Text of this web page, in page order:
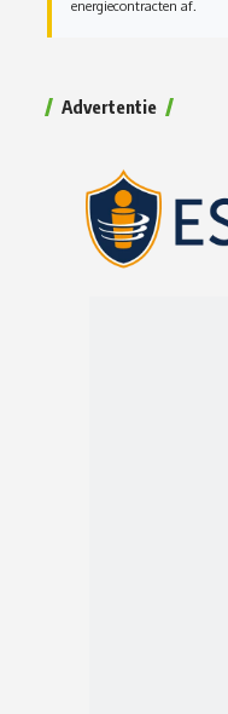
energiecontracten af.
Advertentie